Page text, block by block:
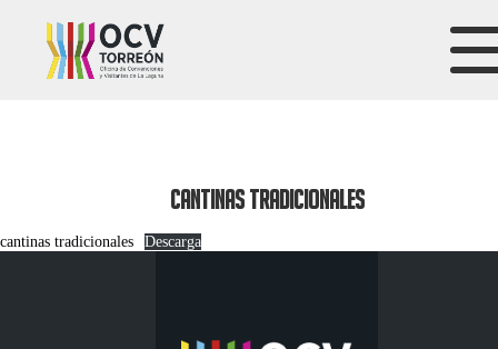
CANTINAS TRADICIONALES
cantinas tradicionales Descarga